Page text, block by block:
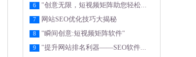
6 "创意无限，短视频矩阵助您轻松...
7 网站SEO优化技巧大揭秘
8 "瞬间创意:短视频矩阵软件"
9 "提升网站排名利器——SEO软件...